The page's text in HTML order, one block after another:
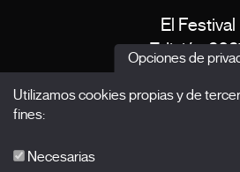
El Festival
Edición
Opciones de
Utilizamos cookies propias y de
fines:
Necesarias